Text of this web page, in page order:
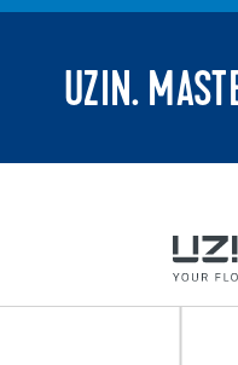
UZIN.